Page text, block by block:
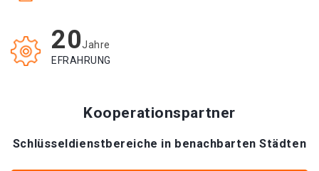
20Jahre
EFRAHRUNG
Kooperationspartner
Schlüsseldienstbereiche in benachbarten Städten